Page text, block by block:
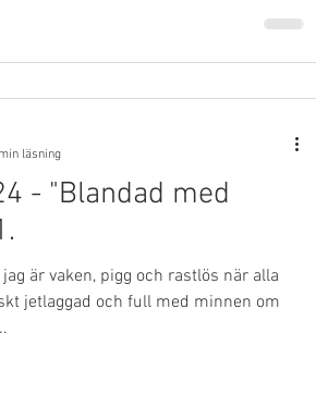
- "Blandad med
är vaken, pigg och rastlös när alla
jetlaggad och full med minnen om
läsning